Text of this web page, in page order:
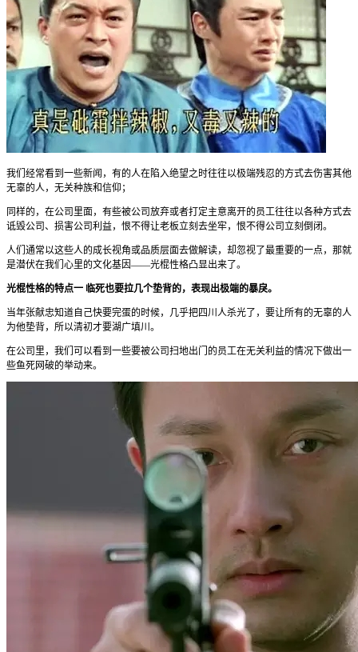
我们经常看到一些新闻，有的人在陷入绝望之时往往以极端残忍的方式去伤害其他
无辜的人，无关种族和信仰；
同样的，在公司里面，有些被公司放弃或者打定主意离开的员工往往以各种方式去
诋毁公司、损害公司利益，恨不得让老板立刻去坐牢，恨不得公司立刻倒闭。
人们通常以这些人的成长视角或品质层面去做解读，却忽视了最重要的一点，那就
是潜伏在我们心里的文化基因­——光棍性格凸显出来了。
光棍性格的特点一 临死也要拉几个垫背的，表现出极端的暴戾。
当年张献忠知道自己快要完蛋的时候，几乎把四川人杀光了，要让所有的无辜的人
为他垫背，所以清初才要湖广填川。
在公司里，我们可以看到一些要被公司扫地出门的员工在无关利益的情况下做出一
些鱼死网破的举动来。